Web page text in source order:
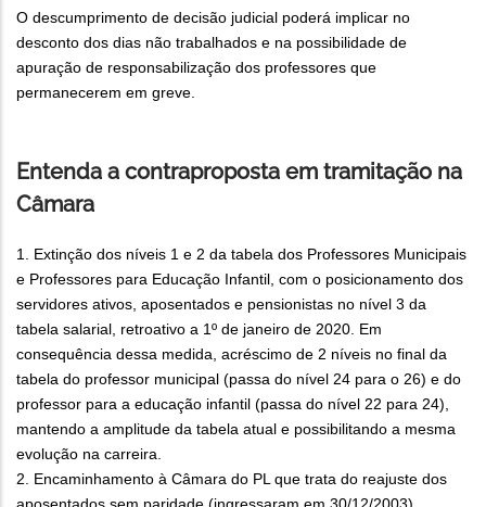
O descumprimento de decisão judicial poderá implicar no
desconto dos dias não trabalhados e na possibilidade de
apuração de responsabilização dos professores que
permanecerem em greve.
Entenda a contraproposta em tramitação na
Câmara
1. Extinção dos níveis 1 e 2 da tabela dos Professores Municipais
e Professores para Educação Infantil, com o posicionamento dos
servidores ativos, aposentados e pensionistas no nível 3 da
tabela salarial, retroativo a 1º de janeiro de 2020. Em
consequência dessa medida, acréscimo de 2 níveis no final da
tabela do professor municipal (passa do nível 24 para o 26) e do
professor para a educação infantil (passa do nível 22 para 24),
mantendo a amplitude da tabela atual e possibilitando a mesma
evolução na carreira.
2. Encaminhamento à Câmara do PL que trata do reajuste dos